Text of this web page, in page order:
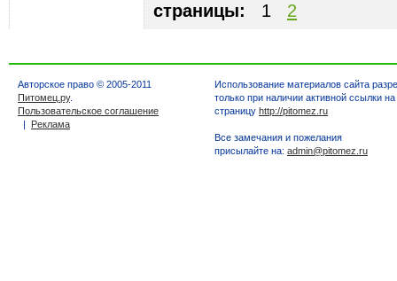
страницы: 1 2
Авторское право © 2005-2011
Питомец.ру.
Пользовательское соглашение
| Реклама
Использование материалов сайта
только при наличии активной ссылки
страницу http://pitomez.ru
Все замечания и пожелания
присылайте на: admin@pitomez.ru